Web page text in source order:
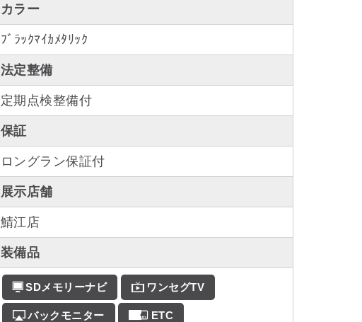
カラー
ﾌﾞﾗｯｸﾏｲｶﾒﾀﾘｯｸ
法定整備
定期点検整備付
保証
ロングラン保証付
展示店舗
鯖江店
装備品
SDメモリーナビ ワンセグTV
バックモニター ETC